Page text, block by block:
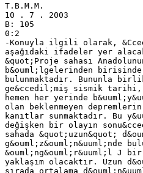
T.B.M.M.
10 . 7 . 2003
B: 105
0:2
-Konuyla ilgili olarak,
aşağıdaki ifadeler yer
&quot;Proje sahası
b&ouml;lgelerinden birisinde
bulunmaktadır. Bununla
ge&ccedil;miş sismik tarihi,
hemen her yerinde
olan beklenmeyen
kanıtlar sunmaktadır. Bu
değişken bir olayın
sahada &quot;uzun&quot;
g&ouml;z&ouml;n&uuml;nde
&ouml;ng&ouml;r&uuml;l J bir
yaklaşım olacaktır. Uzun
sırada ortalama